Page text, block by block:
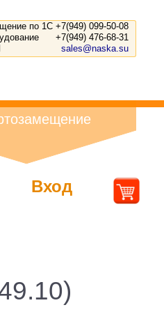
по 1С +7(949) 099-50-08
+7(949) 476-68-31
sales@naska.su
Вход